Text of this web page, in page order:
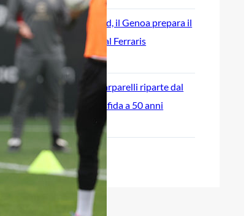
Rientra Østigård, il Genoa prepara il
trittico di sfide al Ferraris
6 Agosto 2026
L’ex rossoblù Carparelli riparte dal
Cisano: nuova sfida a 50 anni
6 Agosto 2026